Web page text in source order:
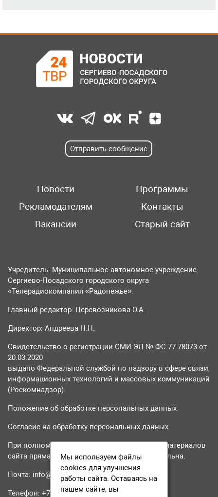
Отправить сообщение
Новости
Программы
Рекламодателям
Контакты
Вакансии
Старый сайт
Учредитель: Муниципальное автономное учреждение
Сергиево-Посадского городского округа
«Телерадиокомпания «Радонежье».
Главный редактор: Перевозникова О.А.
Директор: Андреева Н.Н.
Свидетельство о регистрации СМИ ЭЛ № ФС 77-78073 от
20.03.2020
выдано Федеральной службой по надзору в сфере связи,
информационных технологий и массовых коммуникаций
(Роскомнадзор).
Положение об обработке персональных данных
Согласие на обработку персональных данных
При полном или частичном использовании материалов
сайта прямая гиперссылка на tvr24.tv обязательна.
Почта: info@tvr24.tv
Телефон: +7 (496) 551-04-95
Мы используем файлы
cookies для улучшения
работы сайта. Оставаясь на
нашем сайте, вы